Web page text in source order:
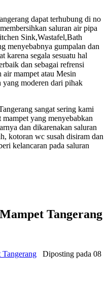
dapat terhubung di no
saluran air pipa
Sink,Wastafel,Bath
menyebabnya gumpalan dan
karena segala sesuatu hal
dan sebagai refrensi
air mampet atau Mesin
moderen dari pihak
sangat sering kami
yang menyebabkan
dan dikarenakan saluran
kotoran wc susah disiram dan
kelancaran pada saluran
Tangerang
Diposting pada 08